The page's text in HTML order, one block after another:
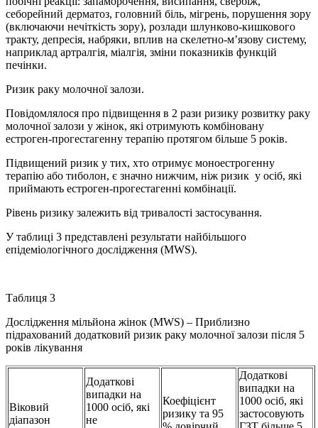
себорейний дерматоз, головний біль, мігрень, порушення зору
(включаючи нечіткість зору), розлади шлунково-кишкового
тракту, депресія, набряки, вплив на скелетно-м’язову систему,
наприклад артралгія, міалгія, зміни показників функцій
печінки.
Ризик раку молочної залози.
Повідомлялося про підвищення в 2 рази ризику розвитку раку
молочної залози у жінок, які отримують комбіновану
естроген-прогестагенну терапію протягом більше 5 років.
Підвищений ризик у тих, хто отримує моноестрогенну
терапію або тиболон, є значно нижчим, ніж ризик у осіб, які
приймають естроген-прогестагенні комбінації.
Рівень ризику залежить від тривалості застосування.
У таблиці 3 представлені результати найбільшого
епідеміологічного дослідження (MWS).
Таблиця 3
Дослідження мільйона жінок (MWS) – Приблизно
підрахований додатковий ризик раку молочної залози після 5
років лікування
Віковий
діапазон
Додаткові
випадки на
1000 осіб, які
не
Коефіцієнт
ризику та 95
Додаткові
випадки на
1000 осіб, які
застосовують